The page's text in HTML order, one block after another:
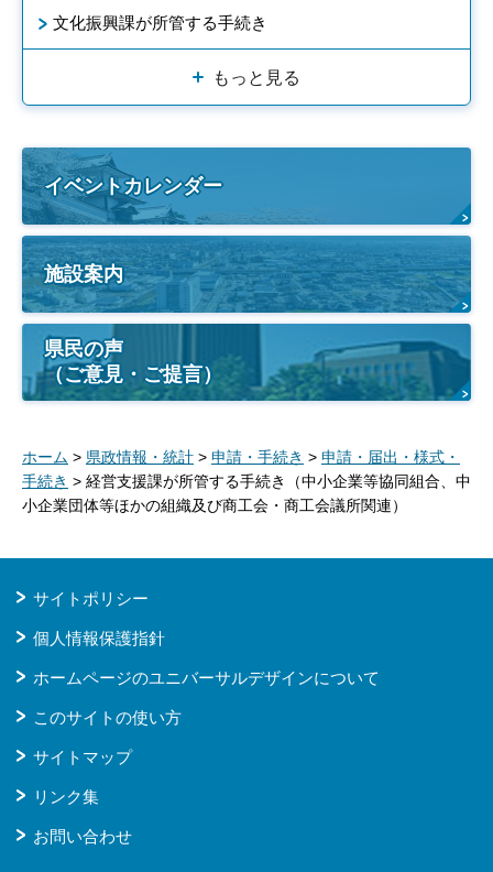
文化振興課が所管する手続き
もっと見る
イベントカレンダー
施設案内
県民の声
（ご意見・ご提言）
ホーム > 県政情報・統計 > 申請・手続き > 申請・届出・様式・
手続き > 経営支援課が所管する手続き（中小企業等協同組合、中
小企業団体等ほかの組織及び商工会・商工会議所関連）
サイトポリシー
個人情報保護指針
ホームページのユニバーサルデザインについて
このサイトの使い方
サイトマップ
リンク集
お問い合わせ